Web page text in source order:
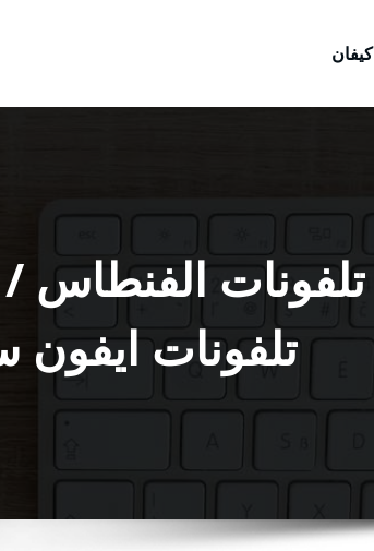
تلفونات ايفون